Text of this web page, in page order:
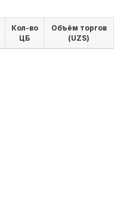
Кол-во
ЦБ
Объём торгов
(UZS)